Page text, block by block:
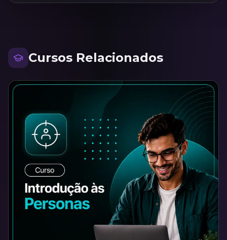
Cursos Relacionados